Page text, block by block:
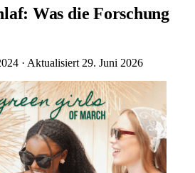
Was die Forschung
· Aktualisiert 29. Juni 2026